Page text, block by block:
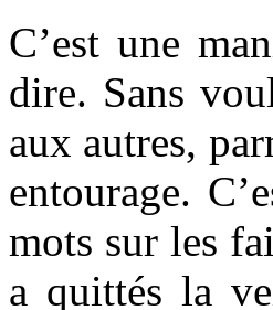
C’est une
dire. Sans
aux autres,
entourage.
mots sur les
a quittés la